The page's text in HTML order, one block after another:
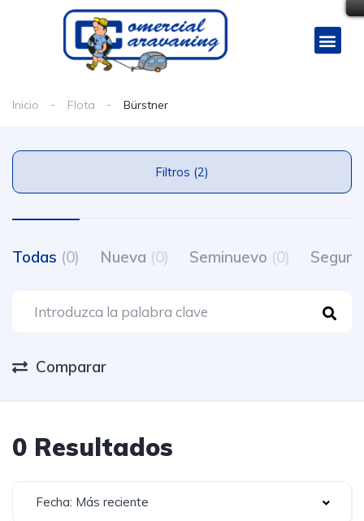
Inicio Flota Bürstner
Filtros (2)
Todas (0) Nueva (0) Seminuevo (0)
Comparar
0 Resultados
Fecha: Más reciente